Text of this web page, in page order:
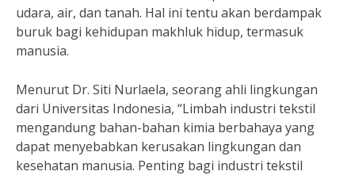
udara, air, dan tanah. Hal ini tentu akan berdampak
buruk bagi kehidupan makhluk hidup, termasuk
manusia.
Menurut Dr. Siti Nurlaela, seorang ahli lingkungan
dari Universitas Indonesia, “Limbah industri tekstil
mengandung bahan-bahan kimia berbahaya yang
dapat menyebabkan kerusakan lingkungan dan
kesehatan manusia. Penting bagi industri tekstil